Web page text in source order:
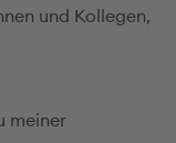
und Kollegen,
meiner